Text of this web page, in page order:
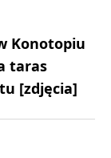
Konotopiu
taras
[zdjęcia]